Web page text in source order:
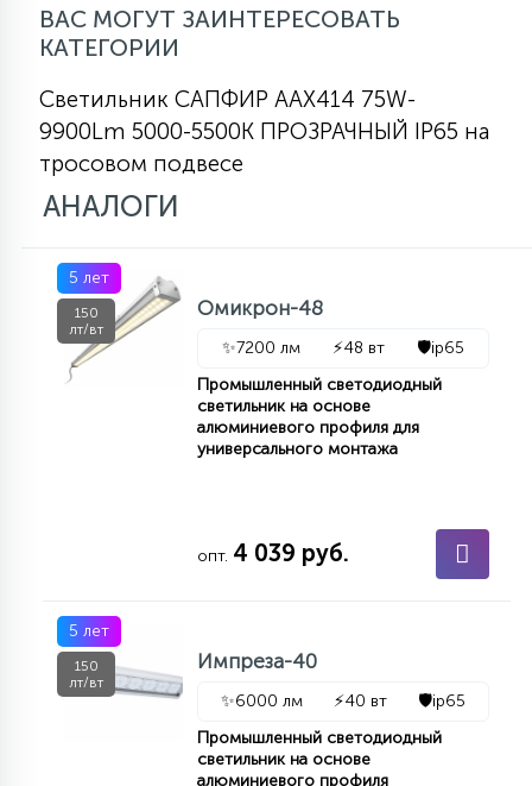
ВАС МОГУТ ЗАИНТЕРЕСОВАТЬ
КАТЕГОРИИ
Светильник САПФИР AAX414 75W-
9900Lm 5000-5500К ПРОЗРАЧНЫЙ IP65 на
тросовом подвесе
АНАЛОГИ
5 лет
150
лт/вт
Омикрон-48
✨7200 лм ⚡48 вт 🛡️ip65
Промышленный светодиодный
светильник на основе
алюминиевого профиля для
универсального монтажа
опт. 4 039 руб.
5 лет
150
лт/вт
Импреза-40
✨6000 лм ⚡40 вт 🛡️ip65
Промышленный светодиодный
светильник на основе
алюминиевого профиля